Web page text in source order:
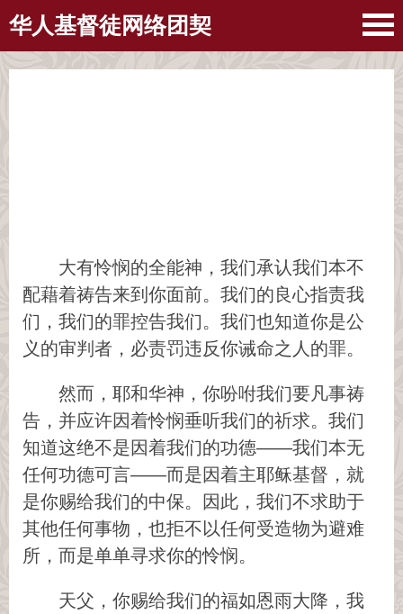
华人基督徒网络团契
大有怜悯的全能神，我们承认我们本不
配藉着祷告来到你面前。我们的良心指责我
们，我们的罪控告我们。我们也知道你是公
义的审判者，必责罚违反你诫命之人的罪。
然而，耶和华神，你吩咐我们要凡事祷
告，并应许因着怜悯垂听我们的祈求。我们
知道这绝不是因着我们的功德——我们本无
任何功德可言——而是因着主耶稣基督，就
是你赐给我们的中保。因此，我们不求助于
其他任何事物，也拒不以任何受造物为避难
所，而是单单寻求你的怜悯。
天父，你赐给我们的福如恩雨大降，我